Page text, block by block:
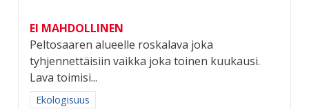
EI MAHDOLLINEN
Peltosaaren alueelle roskalava joka
tyhjennettäisiin vaikka joka toinen kuukausi.
Lava toimisi...
Rajaa tulokset aihepiirin mukaan: Ekologisuus
Ekologisuus